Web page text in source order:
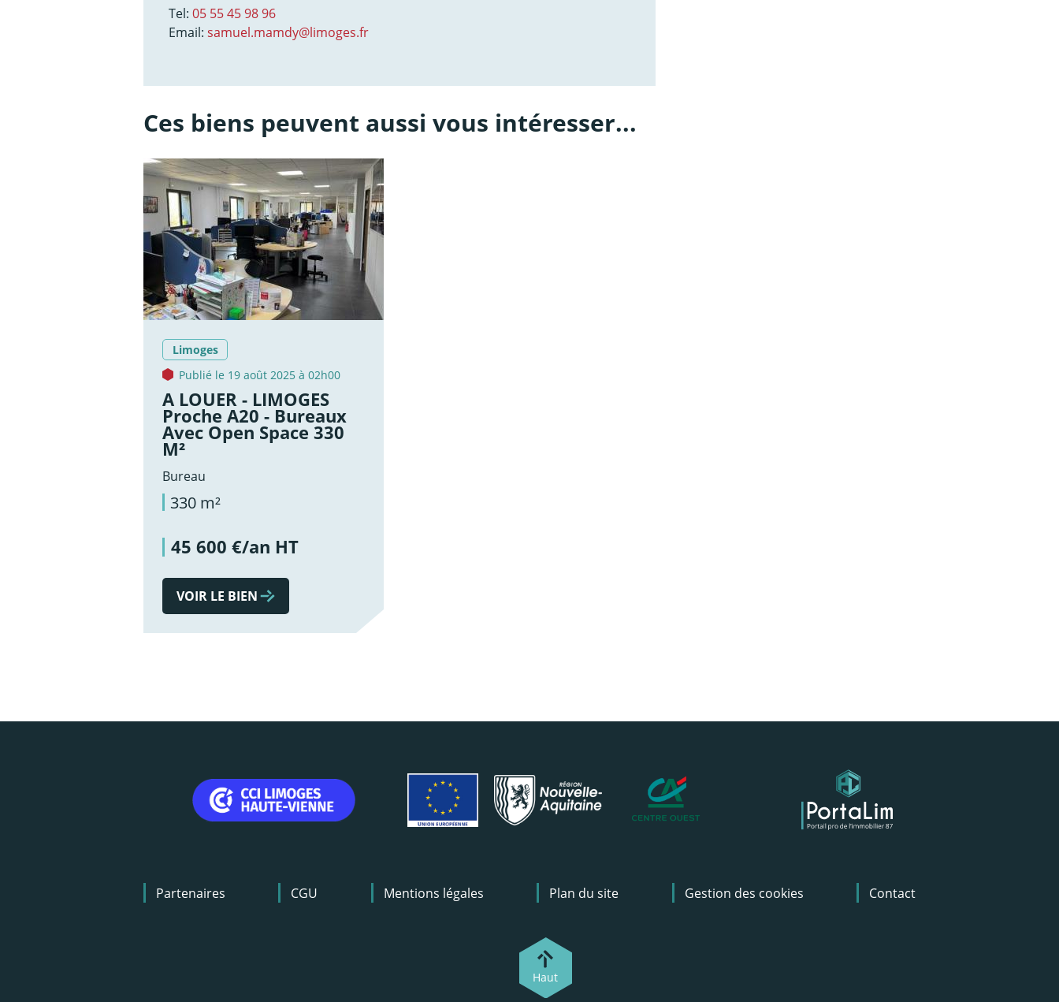
Tel: 05 55 45 98 96
Email: samuel.mamdy@limoges.fr
Ces biens peuvent aussi vous intéresser...
Limoges
Publié le 19 août 2025 à 02h00
A LOUER - LIMOGES
Proche A20 - Bureaux
Avec Open Space 330
M²
Bureau
330 m²
45 600 €/an HT
VOIR LE BIEN
Menu
Partenaires CGU Mentions légales Plan du site Gestion des cookies Contact
Haut